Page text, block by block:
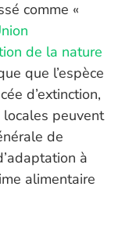
comme «
de la nature
que l’espèce
d’extinction,
peuvent
de
à
alimentaire